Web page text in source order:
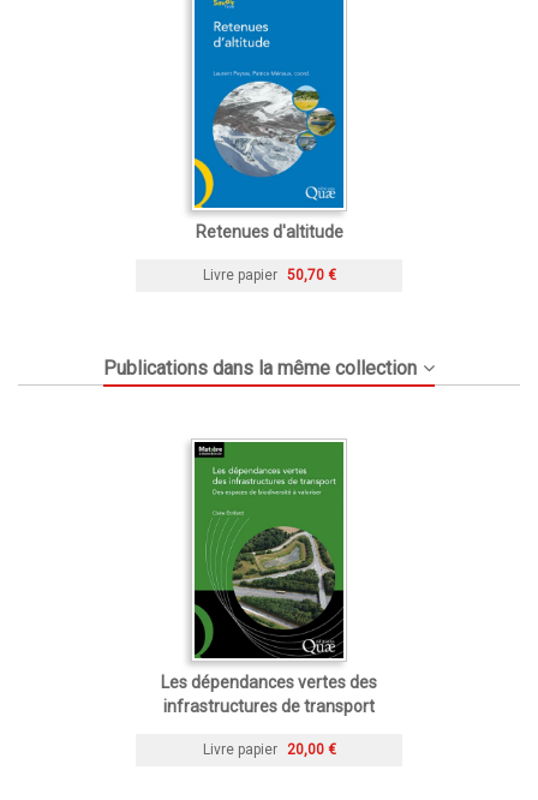
Retenues d'altitude
Livre papier 50,70 €
Publications dans la même collection
Les dépendances vertes des
infrastructures de transport
Livre papier 20,00 €